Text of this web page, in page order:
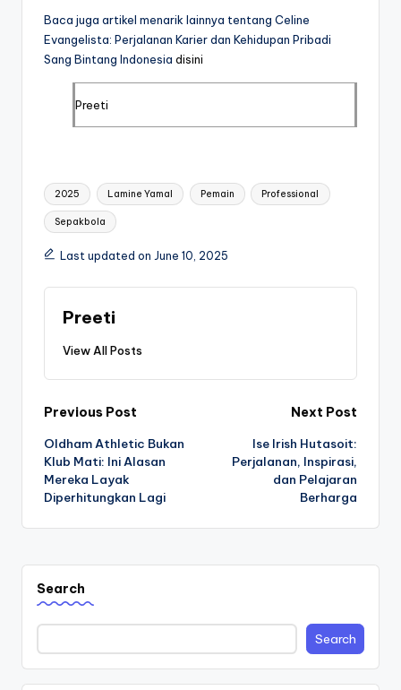
Baca juga artikel menarik lainnya tentang Celine
Evangelista: Perjalanan Karier dan Kehidupan Pribadi
Sang Bintang Indonesia disini
Preeti
Tags:
2025 Lamine Yamal Pemain Professional
Sepakbola
Last updated on June 10, 2025
Preeti
View All Posts
Post
navigation
Previous Post
Oldham Athletic Bukan
Klub Mati: Ini Alasan
Mereka Layak
Diperhitungkan Lagi
Next Post
Ise Irish Hutasoit:
Perjalanan, Inspirasi,
dan Pelajaran
Berharga
Search
Search